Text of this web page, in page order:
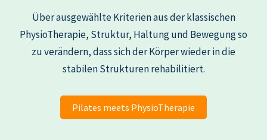
Über ausgewählte Kriterien aus der klassischen
PhysioTherapie, Struktur, Haltung und Bewegung so
zu verändern, dass sich der Körper wieder in die
stabilen Strukturen rehabilitiert.
Pilates meets PhysioTherapie